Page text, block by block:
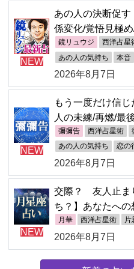
NEW
あの人の決断促
係変化/覚悟見極
鏡リュウジ 西洋占星
あの人の気持ち 本音
2026年8月7日
NEW
もう一度だけ信
人の未練/再燃/最
彌彌告 西洋占星術
あの人の気持ち 恋の
2026年8月7日
NEW
交際？ 友人止ま
ち？】あなたへの
月華 西洋占星術 片
2026年8月7日